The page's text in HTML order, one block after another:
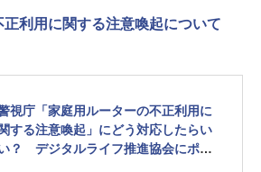
利用に関する注意喚起について
視庁「家庭用ルーターの不正利用に
関する注意喚起」にどう対応したらい
？ デジタルライフ推進協会にポイ